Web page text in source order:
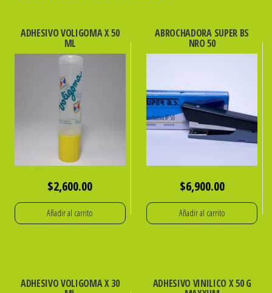
ADHESIVO VOLIGOMA X 50
ML
$2,600.00
Añadir al carrito
ABROCHADORA SUPER BS
NRO 50
$6,900.00
Añadir al carrito
ADHESIVO VOLIGOMA X 30 ADHESIVO VINILICO X 50 G